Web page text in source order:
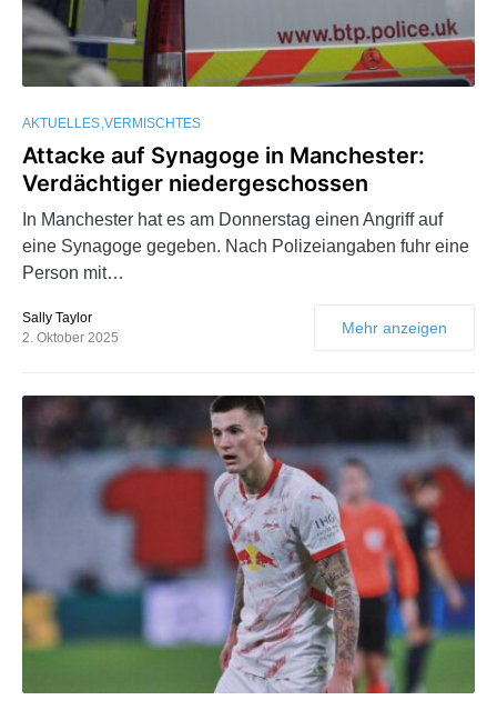
AKTUELLES VERMISCHTES
Attacke auf Synagoge in Manchester:
Verdächtiger niedergeschossen
In Manchester hat es am Donnerstag einen Angriff auf
eine Synagoge gegeben. Nach Polizeiangaben fuhr eine
Person mit…
Sally Taylor
2. Oktober 2025
Mehr anzeigen